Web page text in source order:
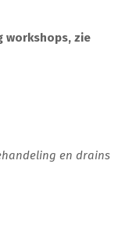
workshops, zie
en drains